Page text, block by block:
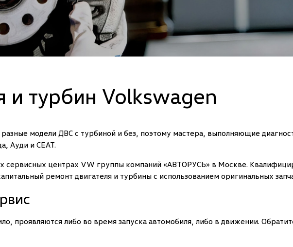
и турбин Volkswagen
модели ДВС с турбиной и без, поэтому мастера, выполняющие
Ауди и СЕАТ.
сервисных центрах VW группы компаний «АВТОРУСЬ» в Москве.
ремонт двигателя и турбины с использованием оригинальных
проявляются либо во время запуска автомобиля, либо в движении.